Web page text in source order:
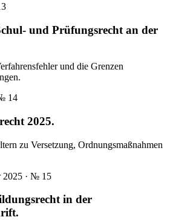
und Prüfungsrecht an der
und die Grenzen
14
2025.
zu Versetzung, Ordnungsmaßnahmen
2025 · № 15
in der